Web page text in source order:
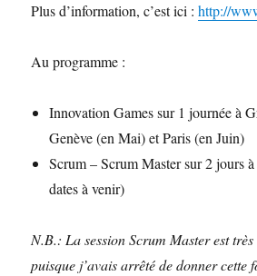
Plus d’information, c’est ici :http://
Au programme :
Innovation Games sur 1 journée à
Genève (en Mai) et Paris (en Juin)
Scrum – Scrum Master sur 2 jours
dates à venir)
N.B.: La session Scrum Master est
puisque j’avais arrêté de donner cette